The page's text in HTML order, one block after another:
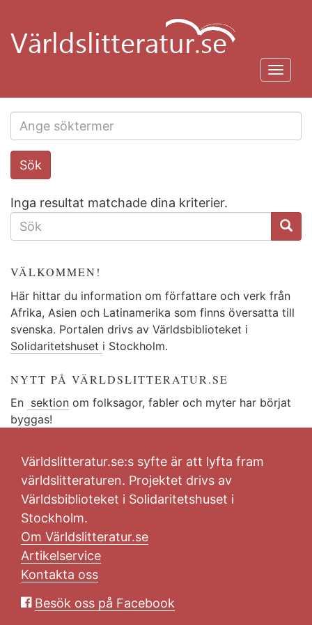
huvudinnehåll
Search
this
Sök
Inga resultat matchade dina kriterier.
SÖKFORMULÄR
VÄLKOMMEN!
Här hittar du information om författare och verk från
Afrika, Asien och Latinamerika som finns översatta till
svenska. Portalen drivs av Världsbiblioteket i
Solidaritetshuset i Stockholm.
NYTT PÅ VÄRLDSLITTERATUR.SE
En sektion om folksagor, fabler och myter har börjat
byggas!
Världslitteratur.se:s syfte är att lyfta fram
världslitteraturen. Projektet drivs av
Världsbiblioteket i Solidaritetshuset i
Stockholm.
Om Världslitteratur.se
Artikelservice
Kontakta oss
Besök oss på Facebook